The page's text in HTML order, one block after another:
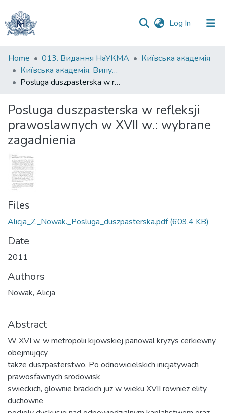
Log In (current)
Communities
&
Collections
Statistics
Home 013. Видання НаУКМА
Київська академія
Київська академія. Випуск 009
Posluga duszpasterska w refleksji prawoslawnych w XVII w.: wybrane zagadnienia
Posluga duszpasterska w refleksji
prawoslawnych w XVII w.: wybrane
zagadnienia
Files
Alicja_Z._Nowak._Posluga_duszpasterska.pdf(609.4 KB)
Date
2011
Authors
Nowak, Alicja
Abstract
W XVI w. w metropolii kijowskiej panowal kryzys cerkiewny
obejmujqcy
takze duszpasterstwo. Po odnowicielskich inicjatywach
prawosfawnych srodowisk
swieckich, glöwnie brackich juz w wieku XVII röwniez elity
duchowne